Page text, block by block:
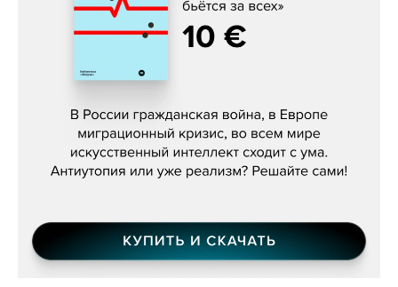
Константин Зарубин, «Наше сердце